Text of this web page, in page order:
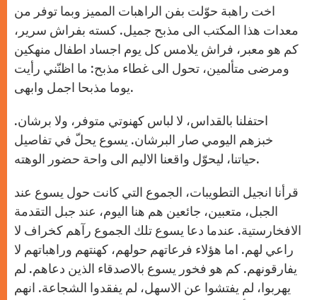
اخت راهبة حوّلت بفن الراهبات المميز وبما توفر من
معدات هذا المكتب الى مذبح جميل. كسته بفراش سرير،
كم هو معبر، فراش يلامس كل يوم اجساد اطفال منهكين
ومرضى متألمين، تحول الى غطاء مذبح: ما اظنّني رأيت
يوما مذبحا اجمل وابهى.
احتفلنا بالقداس، لا لباس كهنوتي متوفر، ولا برشان.
خبزهم اليومي صار البرشان. يسوع يحلّ في تفاصيل
حياتنا، ليحوّل واقعنا الاليم الى واحة حضور الوهته.
قرأنا انجيل التطويبات، الجموع التي كانت حول يسوع عند
الجبل، متعبين، جائعين هم هنا اليوم، عند جبل التقدمة
الافخارستية. عندما دعا يسوع تلك الجموع رآهم كخراف لا
راعي لهم. اما هؤلاء فرعاتهم حولهم، كهنتهم وراهباتهم لا
يفارقونهم. كم هو فخور يسوع بالاصدقاء الذين دعاهم. لم
يهربوا، لم يفتشوا عن الاسهل، لم يفقدوا الشجاعة. انهم